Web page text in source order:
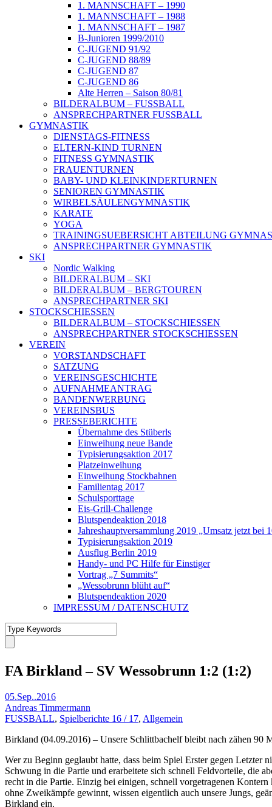
1. MANNSCHAFT – 1990
1. MANNSCHAFT – 1988
1. MANNSCHAFT – 1987
B-Junioren 1999/2010
C-JUGEND 91/92
C-JUGEND 88/89
C-JUGEND 87
C-JUGEND 86
Alte Herren – Saison 80/81
BILDERALBUM – FUSSBALL
ANSPRECHPARTNER FUSSBALL
GYMNASTIK
DIENSTAGS-FITNESS
ELTERN-KIND TURNEN
FITNESS GYMNASTIK
FRAUENTURNEN
BABY- UND KLEINKINDERTURNEN
SENIOREN GYMNASTIK
WIRBELSÄULENGYMNASTIK
KARATE
YOGA
TRAININGSUEBERSICHT ABTEILUNG
ANSPRECHPARTNER GYMNASTIK
SKI
Nordic Walking
BILDERALBUM – SKI
BILDERALBUM – BERGTOUREN
ANSPRECHPARTNER SKI
STOCKSCHIESSEN
BILDERALBUM – STOCKSCHIESSEN
ANSPRECHPARTNER STOCKSCHIESSEN
VEREIN
VORSTANDSCHAFT
SATZUNG
VEREINSGESCHICHTE
AUFNAHMEANTRAG
BANDENWERBUNG
VEREINSBUS
PRESSEBERICHTE
Übernahme des Stüberls
Einweihung neue Bande
Typisierungsaktion 2017
Platzeinweihung
Einweihung Stockbahnen
Familientag 2017
Schulsporttage
Eis-Grill-Challenge
Blutspendeaktion 2018
Jahreshauptversammlung 2019 „Umsatz jetzt bei
Typisierungsaktion 2019
Ausflug Berlin 2019
Handy- und PC Hilfe für Einstiger
Vortrag „7 Summits“
„Wessobrunn blüht auf“
Blutspendeaktion 2020
IMPRESSUM / DATENSCHUTZ
FA Birkland – SV Wessobrunn 1:2 (1:2)
05.Sep..2016
Andreas Timmermann
FUSSBALL, Spielberichte 16 / 17, Allgemein
Birkland (04.09.2016) – Unsere Schlittbachelf bleibt nach zähen
Wer zu Beginn geglaubt hatte, dass beim Spiel Erster gegen
Schwung in die Partie und erarbeitete sich schnell Feldvorteile, die
recht in die Partie. Einzig bei einigen, schnell vorgetragenen
ohne Zweikämpfe gewinnt, wissen eigentlich auch unsere Jungs,
Birkland ein.